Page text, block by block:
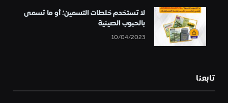
لا تستخدم خلطات التسمين؛ أو ما تسمى
بالحبوب الصينية
10/04/2023
تابعنا